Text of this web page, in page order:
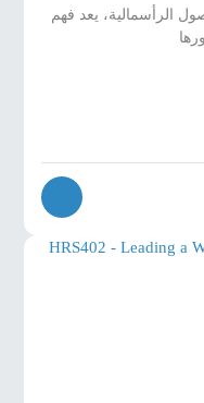
الرأسمالية، يعد فهم